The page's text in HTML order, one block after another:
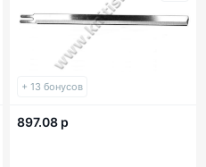
+ 13 бонусов
897.08 р